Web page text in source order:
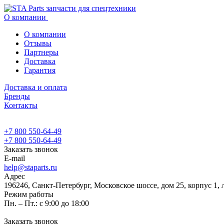
О компании
О компании
Отзывы
Партнеры
Доставка
Гарантия
Доставка и оплата
Бренды
Контакты
+7 800 550-64-49
+7 800 550-64-49
Заказать звонок
E-mail
help@staparts.ru
Адрес
196246, Санкт-Петербург, Московское шоссе, дом 25, корпус 1,
Режим работы
Пн. – Пт.: с 9:00 до 18:00
Заказать звонок